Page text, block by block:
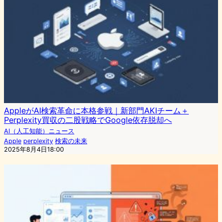
AppleがAI検索革命に本格参戦｜新部門AKIチーム＋
Perplexity買収の二股戦略でGoogle依存脱却へ
AI（人工知能）ニュース
Apple perplexity 検索の未来
2025年8月4日18:00